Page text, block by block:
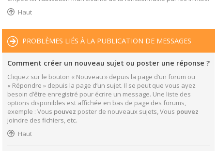
Haut
PROBLÈMES LIÉS À LA PUBLICATION DE MESSAGES
Comment créer un nouveau sujet ou poster une réponse ?
Cliquez sur le bouton « Nouveau » depuis la page d’un forum ou
« Répondre » depuis la page d’un sujet. Il se peut que vous ayez
besoin d’être enregistré pour écrire un message. Une liste des
options disponibles est affichée en bas de page des forums,
exemple : Vous pouvez poster de nouveaux sujets, Vous pouvez
joindre des fichiers, etc.
Haut